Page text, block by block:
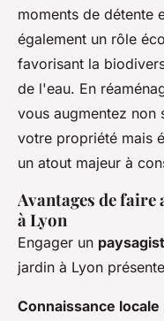
moments de détente
également un rôle
favorisant la
de l'eau. En
vous augmentez non
votre propriété mais
un atout majeur à
Avantages de faire
à Lyon
Engager un
jardin à Lyon
Connaissance locale